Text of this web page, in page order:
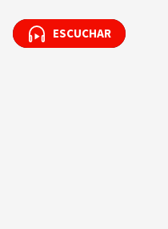
ESCUCHAR
ESCUCHAR